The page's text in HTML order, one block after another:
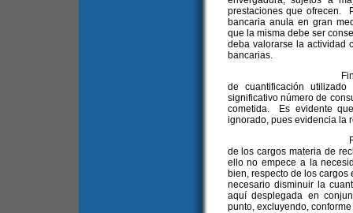
prestaciones que ofrecen.
bancaria anula en gran
que la misma debe ser
deba valorarse la actividad
bancarias.
Finalmente,
de cuantificación
significativo número de
cometida. Es evidente
ignorado, pues evidencia la
Resta aclarar
de los cargos materia de
ello no empece a la
bien, respecto de los cargos
necesario disminuir la
aquí desplegada en
punto, excluyendo,